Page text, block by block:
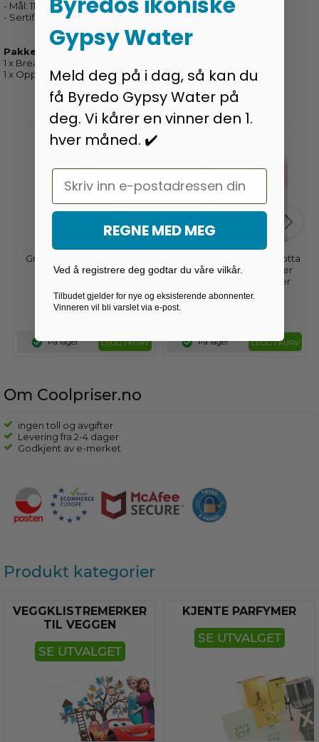
- Mål: 112 x 60 x 30 mm
- Sertifisering: CE, RoHS
Pakken inneholder
1 x Breath Digital Alcohol Tester
1 x Oppbevaringspose i stoff
Relaterte produkter
Greenwon Digital Alcohol
Tester
191,95NOK
På lager LEGG I KURV
Kjøp minst 1 NOK for å motta
denne gaven - Ølplukker
Metallring - Flaskeåpner
På lager LEGG I KURV
Om Coolpriser.no
ingen toll og avgifter
Levering fra 2-4 dager
Godkjent av e-merket
Produkt kategorier
VEGGKLISTREMERKER
TIL VEGGEN
SE UTVALGET
KJENTE PARFYMER
SE UTVALGET
Gypsy Water
Meld deg på i dag, så kan du
få Byredo Gypsy Water på
deg. Vi kårer en vinner den 1.
hver måned. ✔️
Email
REGNE MED MEG
Ved å registrere deg godtar du våre vilkår.
Tilbudet gjelder for nye og eksisterende abonnenter.
Vinneren vil bli varslet via e-post.